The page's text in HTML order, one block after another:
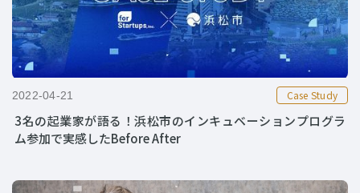
2022-04-21 Case Study
3名の起業家が語る！浜松市のインキュベーションプログラ
ム参加で実感したBefore After